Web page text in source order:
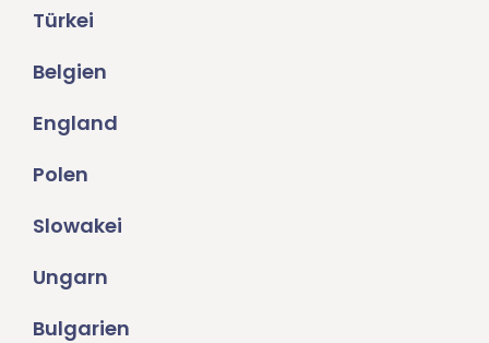
Türkei
Belgien
England
Polen
Slowakei
Ungarn
Bulgarien